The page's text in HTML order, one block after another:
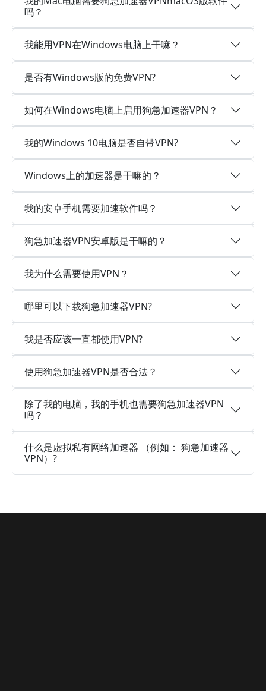
吗？
我能用VPN在Windows电脑上干嘛？
是否有Windows版的免费VPN?
如何在Windows电脑上启用狗急加速器VPN？
我的Windows 10电脑是否自带VPN?
Windows上的加速器是干嘛的？
我的安卓手机需要加速软件吗？
狗急加速器VPN安卓版是干嘛的？
我为什么需要使用VPN？
哪里可以下载狗急加速器VPN?
我是否应该一直都使用VPN?
使用狗急加速器VPN是否合法？
除了我的电脑，我的手机也需要狗急加速器VPN
吗？
什么是虚拟私有网络加速器 （例如： 狗急加速器
VPN）?